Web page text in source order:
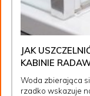
JAK
KABINIE
Woda zbierająca
rzadko wskazuje